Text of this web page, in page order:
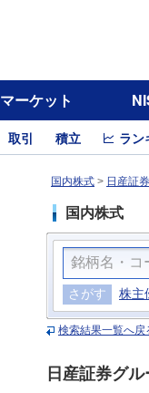
マーケット
取引 積立 ラン
国内株式 > 日産証
国内株式
さがす 株主
検索結果一覧へ戻
日産証券グル